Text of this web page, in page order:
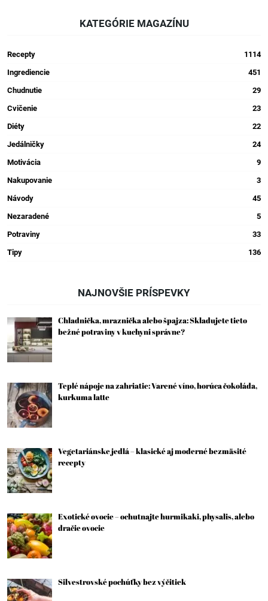
KATEGÓRIE MAGAZÍNU
Recepty
1114
Ingrediencie
451
Chudnutie
29
Cvičenie
23
Diéty
22
Jedálničky
24
Motivácia
9
Nakupovanie
3
Návody
45
Nezaradené
5
Potraviny
33
Tipy
136
NAJNOVŠIE PRÍSPEVKY
Chladnička, mraznička alebo špajza: Skladujete tieto
bežné potraviny v kuchyni správne?
Teplé nápoje na zahriatie: Varené víno, horúca čokoláda,
kurkuma latte
Vegetariánske jedlá – klasické aj moderné bezmäsité
recepty
Exotické ovocie – ochutnajte hurmikaki, physalis, alebo
dračie ovocie
Silvestrovské pochúťky bez výčitiek